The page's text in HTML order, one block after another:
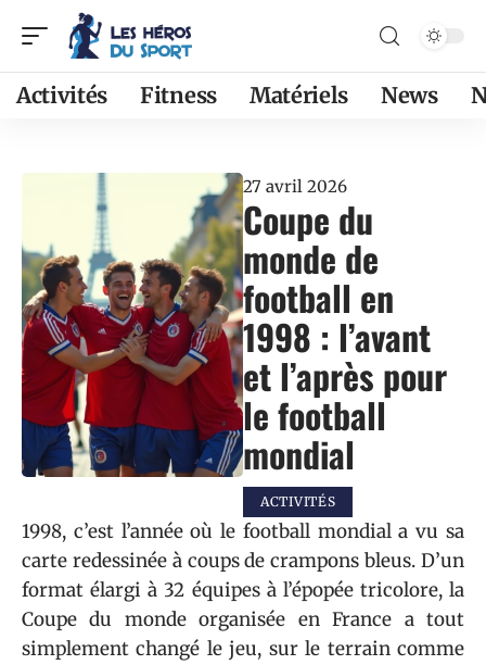
Activités Fitness Matériels News
27 avril 2026
Coupe du
monde de
football en
1998 : l’avant
et l’après pour
le football
mondial
ACTIVITÉS
1998, c’est l’année où le football mondial a vu sa
carte redessinée à coups de crampons bleus. D’un
format élargi à 32 équipes à l’épopée tricolore, la
Coupe du monde organisée en France a tout
simplement changé le jeu, sur le terrain comme